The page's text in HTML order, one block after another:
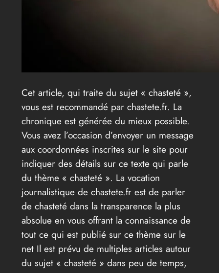
Cet article, qui traite du sujet « chasteté »,
vous est recommandé par chastete.fr. La
chronique est générée du mieux possible.
Vous avez l’occasion d’envoyer un message
aux coordonnées inscrites sur le site pour
indiquer des détails sur ce texte qui parle
du thème « chasteté ». La vocation
journalistique de chastete.fr est de parler
de chasteté dans la transparence la plus
absolue en vous offrant la connaissance de
tout ce qui est publié sur ce thème sur le
net Il est prévu de multiples articles autour
du sujet « chasteté » dans peu de temps,